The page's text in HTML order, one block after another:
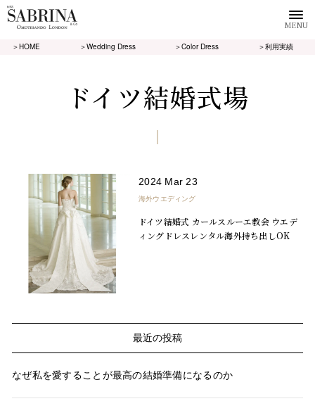
MENU
＞HOME ＞Wedding Dress ＞Color Dress ＞利用実績
ドイツ結婚式場
2024 Mar 23
海外ウエディング
ドイツ結婚式 カールスルーエ教会 ウエデ
ィングドレスレンタル海外持ち出しOK
最近の投稿
なぜ私を愛することが最高の結婚準備になるのか